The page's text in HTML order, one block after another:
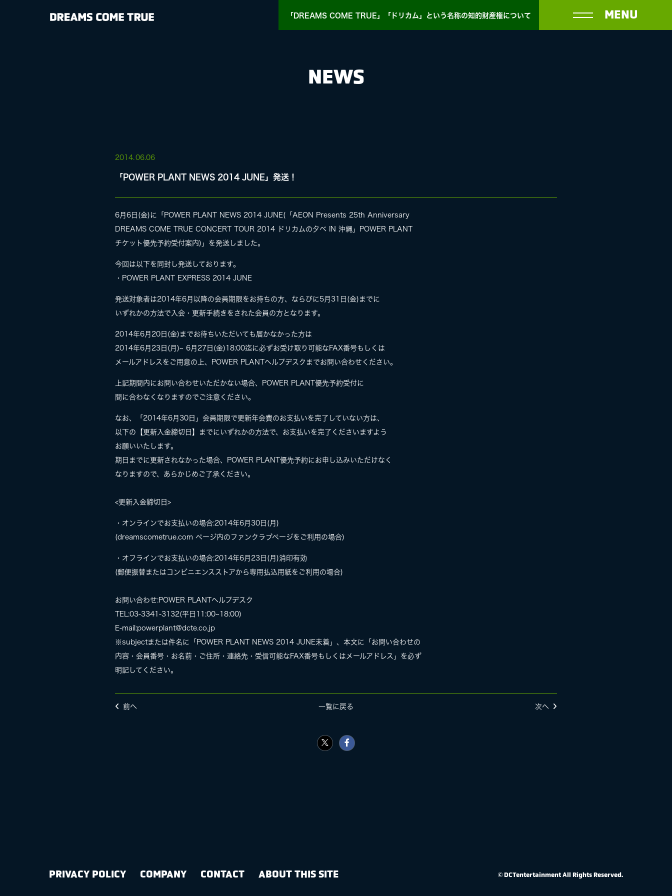
「DREAMS COME TRUE」「ドリカム」 という名称の知的財産権について MENU
LIVE
SPECIAL SITE
NEWS
2014. 06.06
「POWER PLANT NEWS 2014 JUNE」発送！
6月6日(金)に「POWER PLANT NEWS 2014 JUNE(「AEON Presents 25th Anniversary
DREAMS COME TRUE CONCERT TOUR 2014 ドリカムの夕べ IN 沖縄」POWER PLANT
チケット優先予約受付案内)」を発送しました。
今回は以下を同封し発送しております。
・POWER PLANT EXPRESS 2014 JUNE
発送対象者は2014年6月以降の会員期限をお持ちの方、ならびに5月31日(金)までに
いずれかの方法で入会・更新手続きをされた会員の方となります。
2014年6月20日(金)までお待ちいただいても届かなかった方は
2014年6月23日(月)~ 6月27日(金)18:00迄に必ずお受け取り可能なFAX番号もしくは
メールアドレスをご用意の上、POWER PLANTヘルプデスクまでお問い合わせください。
上記期間内にお問い合わせいただかない場合、POWER PLANT優先予約受付に
間に合わなくなりますのでご注意ください。
なお、「2014年6月30日」会員期限で更新年会費のお支払いを完了していない方は、
以下の【更新入金締切日】までにいずれかの方法で、お支払いを完了くださいますよう
お願いいたします。
期日までに更新されなかった場合、POWER PLANT優先予約にお申し込みいただけなく
なりますので、あらかじめご了承ください。
<更新入金締切日>
・オンラインでお支払いの場合:2014年6月30日(月)
(dreamscometrue.com ページ内のファンクラブページをご利用の場合)
・オフラインでお支払いの場合:2014年6月23日(月)消印有効
(郵便振替またはコンビニエンスストアから専用払込用紙をご利用の場合)
お問い合わせ:POWER PLANTヘルプデスク
TEL:03-3341-3132(平日11:00~18:00)
E-mail:powerplant@dcte.co.jp
※subjectまたは件名に「POWER PLANT NEWS 2014 JUNE未着」、本文に「お問い合わせの
内容・会員番号・お名前・ご住所・連絡先・受信可能なFAX番号もしくはメールアドレス」を必ず
明記してください。
前へ 一覧に戻る 次へ
PRIVACY POLICY COMPANY CONTACT ABOUT THIS SITE © DCTentertainment All Rights Reserved.